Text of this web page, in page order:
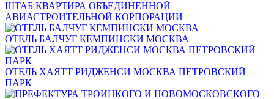
ШТАБ КВАРТИРА ОБЪЕДИНЕННОЙ
АВИАСТРОИТЕЛЬНОЙ КОРПОРАЦИИ
ОТЕЛЬ БАЛЧУГ КЕМПИНСКИ МОСКВА
ОТЕЛЬ ХАЯТТ РИДЖЕНСИ МОСКВА ПЕТРОВСКИЙ
ПАРК